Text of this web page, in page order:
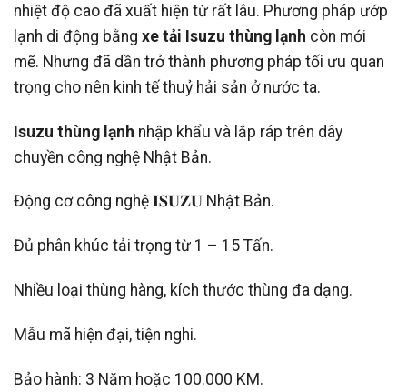
nhiệt độ cao đã xuất hiện từ rất lâu. Phương pháp ướp
lạnh di động bằng xe tải Isuzu thùng lạnh còn mới
mẽ. Nhưng đã dần trở thành phương pháp tối ưu quan
trọng cho nên kinh tế thuỷ hải sản ở nước ta.
Isuzu thùng lạnh nhập khẩu và lắp ráp trên dây
chuyền công nghệ Nhật Bản.
Động cơ công nghệ 𝐈𝐒𝐔𝐙𝐔 Nhật Bản.
Đủ phân khúc tải trọng từ 1 – 15 Tấn.
Nhiều loại thùng hàng, kích thước thùng đa dạng.
Mẫu mã hiện đại, tiện nghi.
Bảo hành: 3 Năm hoặc 100.000 KM.